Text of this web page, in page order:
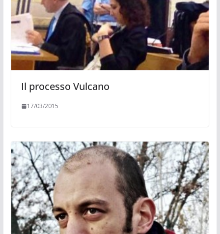
Il processo Vulcano
17/03/2015